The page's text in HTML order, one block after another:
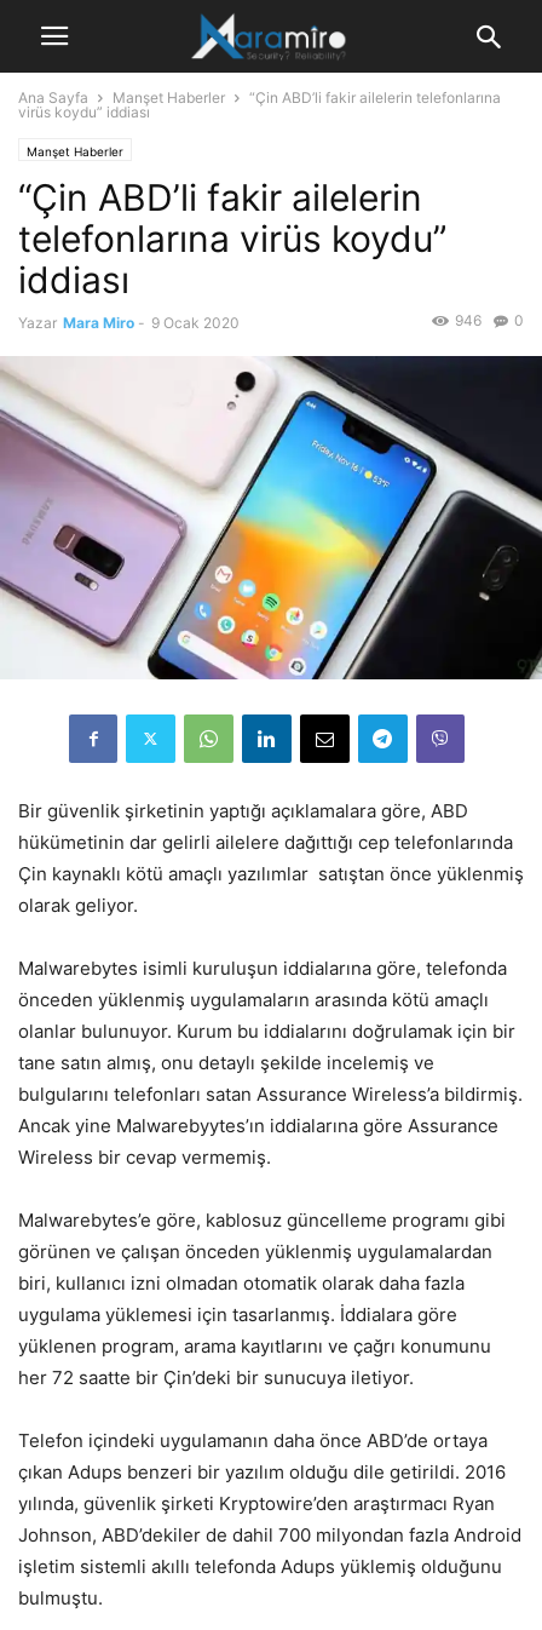
Ana Sayfa Manşet Haberler
“Çin ABD’li fakir ailelerin telefonlarına
virüs koydu” iddiası
Manşet Haberler
“Çin ABD’li fakir ailelerin
telefonlarına virüs koydu”
iddiası
Yazar Mara Miro - 9 Ocak 2020 0
946
Bir güvenlik şirketinin yaptığı açıklamalara göre, ABD
hükümetinin dar gelirli ailelere dağıttığı cep telefonlarında
Çin kaynaklı kötü amaçlı yazılımlar satıştan önce yüklenmiş
olarak geliyor.
Malwarebytes isimli kuruluşun iddialarına göre, telefonda
önceden yüklenmiş uygulamaların arasında kötü amaçlı
olanlar bulunuyor. Kurum bu iddialarını doğrulamak için bir
tane satın almış, onu detaylı şekilde incelemiş ve
bulgularını telefonları satan Assurance Wireless’a bildirmiş.
Ancak yine Malwarebyytes’ın iddialarına göre Assurance
Wireless bir cevap vermemiş.
Malwarebytes’e göre, kablosuz güncelleme programı gibi
görünen ve çalışan önceden yüklenmiş uygulamalardan
biri, kullanıcı izni olmadan otomatik olarak daha fazla
uygulama yüklemesi için tasarlanmış. İddialara göre
yüklenen program, arama kayıtlarını ve çağrı konumunu
her 72 saatte bir Çin’deki bir sunucuya iletiyor.
Telefon içindeki uygulamanın daha önce ABD’de ortaya
çıkan Adups benzeri bir yazılım olduğu dile getirildi. 2016
yılında, güvenlik şirketi Kryptowire’den araştırmacı Ryan
Johnson, ABD’dekiler de dahil 700 milyondan fazla Android
işletim sistemli akıllı telefonda Adups yüklemiş olduğunu
bulmuştu.